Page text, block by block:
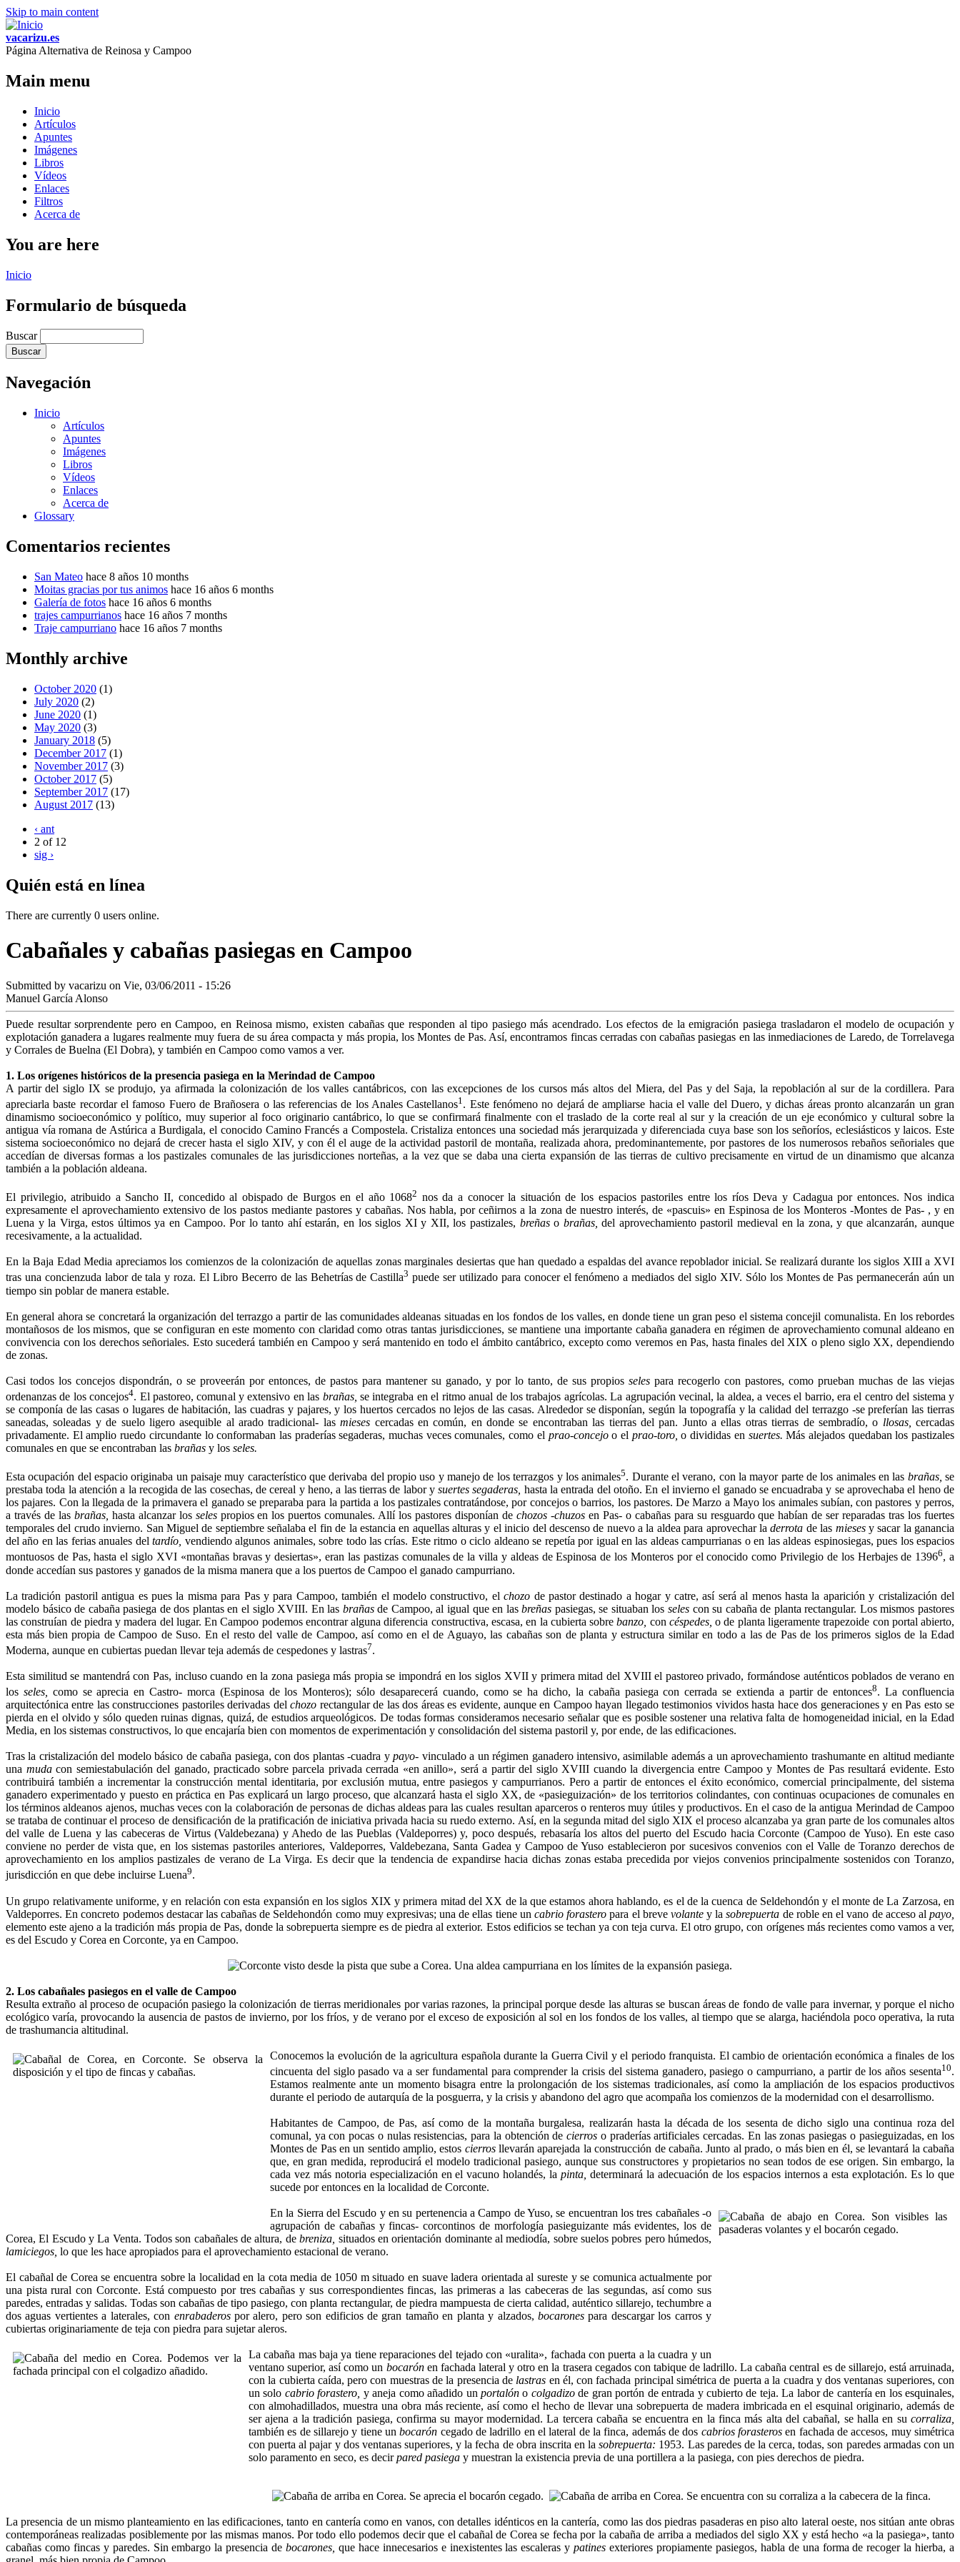
Skip to main content
vacarizu.es
Página Alternativa de Reinosa y Campoo
Main menu
Inicio
Artículos
Apuntes
Imágenes
Libros
Vídeos
Enlaces
Filtros
Acerca de
You are here
Inicio
Formulario de búsqueda
Buscar
Navegación
Inicio
Artículos
Apuntes
Imágenes
Libros
Vídeos
Enlaces
Acerca de
Glossary
Comentarios recientes
San Mateo hace 8 años 10 months
Moitas gracias por tus animos hace 16 años 6 months
Galería de fotos hace 16 años 6 months
trajes campurrianos hace 16 años 7 months
Traje campurriano hace 16 años 7 months
Monthly archive
October 2020 (1)
July 2020 (2)
June 2020 (1)
May 2020 (3)
January 2018 (5)
December 2017 (1)
November 2017 (3)
October 2017 (5)
September 2017 (17)
August 2017 (13)
‹ ant
2 of 12
sig ›
Quién está en línea
There are currently 0 users online.
Cabañales y cabañas pasiegas en Campoo
Submitted by vacarizu on Vie, 03/06/2011 - 15:26
Manuel García Alonso
Puede resultar sorprendente pero en Campoo, en Reinosa mismo, existen cabañas que res­ponden al tipo pasiego más acendrado. Los efectos de la emigración pasiega trasladaron el mo­delo de ocupación y
explotación ganadera a lu­gares realmente muy fuera de su área compacta y más propia, los Montes de Pas. Así, encontramos fincas cerradas con cabañas pasiegas en las inme­diaciones de Laredo, de Torrelavega
y Corrales de Buelna (El Dobra), y también en Campoo como va­mos a ver.
1. Los orígenes históricos de la presencia pasiega en la Merindad de Campoo
A partir del siglo IX se produjo, ya afirmada la colonización de los valles cantábricos, con las excepciones de los cursos más altos del Miera, del Pas y del Saja, la repoblación al sur de la cordillera. Para
apreciarla baste recordar el famoso Fuero de Brañosera o las referencias de los Anales Castella­nos1 . Este fenómeno no dejará de ampliarse hacia el valle del Duero, y dichas áreas pronto alcanza­rán un gran
dinamismo socioeconómico y político, muy superior al foco originario cantábrico, lo que se confirmará finalmente con el traslado de la cor­te real al sur y la creación de un eje económico y cultural sobre la
antigua vía romana de Astúrica a Burdigala, el conocido Camino Francés a Compostela. Cristaliza entonces una sociedad más jerar­quizada y diferenciada cuya base son los señoríos, eclesiásticos y laicos. Este
sistema socioeconómico no dejará de crecer hasta el siglo XIV, y con él el auge de la actividad pastoril de montaña, realizada ahora, predominantemente, por pastores de los nu­merosos rebaños señoriales que
accedían de diver­sas formas a los pastizales comunales de las jurisdicciones norteñas, a la vez que se daba una cierta expansión de las tierras de cultivo precisamente en virtud de un dinamismo que alcanza
también a la población aldeana.
El privilegio, atribuido a Sancho II, concedido al obispado de Burgos en el año 10682 nos da a conocer la situación de los espacios pastoriles entre los ríos Deva y Cadagua por entonces. Nos indica
expresamente el aprovechamiento extensivo de los pastos mediante pastores y cabañas. Nos habla, por ceñirnos a la zona de nuestro interés, de «pascuis» en Espinosa de los Monteros -Montes de Pas- , y en
Luena y la Virga, estos últimos ya en Campoo. Por lo tanto ahí estarán, en los siglos XI y XII, los pastizales, breñaso brañas, del aprovechamien­to pastoril medieval en la zona, y que alcanzarán, aunque
recesivamente, a la actualidad.
En la Baja Edad Media apreciamos los comien­zos de la colonización de aquellas zonas margina­les desiertas que han quedado a espaldas del avan­ce repoblador inicial. Se realizará durante los siglos XIII a XVI
tras una concienzuda labor de tala y roza. El Libro Becerro de las Behetrías de Casti­lla3 puede ser utilizado para conocer el fenómeno a mediados del siglo XIV. Sólo los Montes de Pas permanecerán aún un
tiempo sin poblar de manera estable.
En general ahora se concretará la organización del terrazgo a partir de las comunidades aldeanas situadas en los fondos de los valles, en donde tiene un gran peso el sistema concejil comunalista. En los rebordes
montañosos de los mismos, que se confi­guran en este momento con claridad como otras tantas jurisdicciones, se mantiene una importante cabaña ganadera en régimen de aprovechamiento comunal aldeano en
convivencia con los derechos señoriales. Esto sucederá también en Campoo y será mantenido en todo el ámbito cantábrico, ex­cepto como veremos en Pas, hasta finales del XIX o pleno siglo XX, dependiendo
de zonas.
Casi todos los concejos dispondrán, o se pro­veerán por entonces, de pastos para mantener su ganado, y por lo tanto, de sus propios seles para recogerlo con pastores, como prueban muchas de las viejas
ordenanzas de los concejos4. El pastoreo, comunal y extensivo en las brañas, se integraba en el ritmo anual de los trabajos agrícolas. La agru­pación vecinal, la aldea, a veces el barrio, era el centro del sistema y
se componía de las casas o lugares de habitación, las cuadras y pajares, y los huertos cercados no lejos de las casas. Alrededor se disponían, según la topografía y la calidad del terrazgo -se preferían las tierras
saneadas, soleadas y de suelo ligero asequible al arado tradicional- lasmieses cercadas en común, en donde se encontra­ban las tierras del pan. Junto a ellas otras tierras de sembradío, o llosas, cercadas
privadamente. El amplio ruedo circundante lo conformaban las pra­derías segaderas, muchas veces comunales, como el prao-concejoo el prao-toro, o divididas en suertes.Más alejados quedaban los pastizales
comunales en que se encontraban las brañas y los seles.
Esta ocupación del espacio originaba un paisaje muy característico que derivaba del propio uso y manejo de los terrazgos y los animales5. Durante el verano, con la mayor parte de los animales en las brañas, se
prestaba toda la atención a la recogida de las cosechas, de cereal y heno, a las tierras de labor ysuertes segaderas, hasta la entrada del otoño. En el invierno el ganado se encuadraba y se aprove­chaba el heno de
los pajares. Con la llegada de la primavera el ganado se preparaba para la partida a los pastizales contratándose, por concejos o barrios, los pastores. De Marzo a Mayo los animales subían, con pastores y perros,
a través de lasbrañas, hasta alcanzar losselespropios en los puertos comunales. Allí los pastores disponían de chozos -chuzosen Pas- o cabañas para su resguardo que habían de ser reparadas tras los fuertes
temporales del cru­do invierno. San Miguel de septiembre señalaba el fin de la estancia en aquellas alturas y el inicio del descenso de nuevo a la aldea para aprovechar laderrota de las miesesy sacar la ganancia
del año en las ferias anuales del tardío, vendiendo algunos animales, sobre todo las crías. Este ritmo o ciclo al­deano se repetía por igual en las aldeas campurrianas o en las aldeas espinosiegas, pues los espacios
montuosos de Pas, hasta el siglo XVI «montañas bravas y desiertas», eran las pastizas comunales de la villa y aldeas de Espinosa de los Monteros por el conocido como Privilegio de los Herbajes de 13966, a
donde accedían sus pastores y ganados de la mis­ma manera que a los puertos de Campoo el ganado campurriano.
La tradición pastoril antigua es pues la mis­ma para Pas y para Campoo, también el modelo constructivo, el chozo de pastor destinado a hogar y catre, así será al menos hasta la aparición y cris­talización del
modelo básico de cabaña pasiega de dos plantas en el siglo XVIII. En las brañasde Cam­poo, al igual que en lasbreñas pasiegas, se situaban los seles con su cabaña de planta rectangular. Los mismos pastores
las construían de piedra y madera del lugar. En Campoo podemos encontrar alguna diferencia constructiva, escasa, en la cubierta so­bre banzo, con céspedes, o de planta ligeramente trapezoide con portal abierto,
esta más bien propia de Campoo de Suso. En el resto del valle de Cam­poo, así como en el de Aguayo, las cabañas son de planta y estructura similar en todo a las de Pas de los primeros siglos de la Edad
Moderna, aunque en cubiertas puedan llevar teja además de cespedones y lastras7.
Esta similitud se mantendrá con Pas, incluso cuando en la zona pasiega más propia se impon­drá en los siglos XVII y primera mitad del XVIII el pastoreo privado, formándose auténticos poblados de verano en
los seles, como se aprecia en Castro- morca (Espinosa de los Monteros); sólo desapare­cerá cuando, como se ha dicho, la cabaña pasiega con cerrada se extienda a partir de entonces8. La confluencia
arquitectónica entre las construcciones pastoriles derivadas del chozo rectangular de las dos áreas es evidente, aunque en Campoo hayan llega­do testimonios vividos hasta hace dos generaciones y en Pas esto se
pierda en el olvido y sólo queden ruinas dignas, quizá, de estudios arqueológicos. De todas formas consideramos necesario señalar que es posible sostener una relativa falta de homogeneidad inicial, en la Edad
Media, en los sistemas construc­tivos, lo que encajaría bien con momentos de expe­rimentación y consolidación del sistema pastoril y, por ende, de las edificaciones.
Tras la cristalización del modelo básico de caba­ña pasiega, con dos plantas -cuadra ypayo- vin­culado a un régimen ganadero intensivo, asimila­ble además a un aprovechamiento trashumante en altitud mediante
una mudacon semiestabulación del ganado, practicado sobre parcela privada cerra­da «en anillo», será a partir del siglo XVIII cuando la divergencia entre Campoo y Montes de Pas re­sultará evidente. Esto
contribuirá también a incre­mentar la construcción mental identitaria, por ex­clusión mutua, entre pasiegos y campurrianos. Pero a partir de entonces el éxito económico, comercial principalmente, del sistema
ganadero experimenta­do y puesto en práctica en Pas explicará un largo proceso, que alcanzará hasta el siglo XX, de «pasieguización» de los territorios colindantes, con con­tinuas ocupaciones de comunales en
los términos aldeanos ajenos, muchas veces con la colaboración de personas de dichas aldeas para las cuales resul­tan aparceros o renteros muy útiles y productivos. En el caso de la antigua Merindad de Campoo
se trataba de continuar el proceso de densificación de la pratificación de iniciativa privada hacia su ruedo externo. Así, en la segunda mitad del siglo XIX el proceso alcanzaba ya gran parte de los comunales altos
del valle de Luena y las cabeceras de Virtus (Valdebezana) y Ahedo de las Pueblas (Valdeporres) y, poco después, rebasaría los altos del puerto del Escudo hacia Corconte (Campoo de Yuso). En este caso
conviene no perder de vista que, en los siste­mas pastoriles anteriores, Valdeporres, Valdebeza­na, Santa Gadea y Campoo de Yuso establecieron por sucesivos convenios con el Valle de Toranzo de­rechos de
aprovechamiento en los amplios pastiza­les de verano de La Virga. Es decir que la tendencia de expandirse hacia dichas zonas estaba precedida por viejos convenios principalmente sostenidos con Toranzo,
jurisdicción en que debe incluirse Luena9.
Un grupo relativamente uniforme, y en relación con esta expansión en los siglos XIX y primera mi­tad del XX de la que estamos ahora hablando, es el de la cuenca de Seldehondón y el monte de La Zar­zosa, en
Valdeporres. En concreto podemos destacar las cabañas de Seldehondón como muy expresivas; una de ellas tiene un cabrio forastero para el bre­vevolantey la sobrepuerta de roble en el vano de acceso al payo,
elemento este ajeno a la tradición más propia de Pas, donde la sobrepuerta siempre es de piedra al exterior. Estos edificios se techan ya con teja curva. El otro grupo, con orígenes más recientes como vamos a ver,
es del Escudo y Corea en Corconte, ya en Campoo.
2. Los cabañales pasiegos en el valle de Campoo
Resulta extraño al proceso de ocupación pasiego la colonización de tierras meridionales por va­rias razones, la principal porque desde las alturas se buscan áreas de fondo de valle para invernar, y porque el nicho
ecológico varía, provocando la ausencia de pastos de invierno, por los fríos, y de verano por el exceso de exposición al sol en los fondos de los valles, al tiempo que se alarga, ha­ciéndola poco operativa, la ruta
de trashumancia altitudinal.
Conocemos la evolución de la agricultura espa­ñola durante la Guerra Civil y el periodo franquis­ta. El cambio de orientación económica a finales de los
cincuenta del siglo pasado va a ser fundamen­tal para comprender la crisis del sistema ganadero, pasiego o campurriano, a partir de los años sesen­ta10.
Estamos realmente ante un momento bisagra entre la prolongación de los sistemas tradicionales, así como la ampliación de los espacios productivos
durante el periodo de autarquía de la posguerra, y la crisis y abandono del agro que acompaña los comienzos de la modernidad con el desarrollismo.
Habitantes de Campoo, de Pas, así como de la montaña burgalesa, realizarán hasta la década de los sesenta de dicho siglo una continua roza del
comunal, ya con pocas o nulas resistencias, para la obtención de cierros o praderías artificiales cer­cadas. En las zonas pasiegas o pasieguizadas, en los
Montes de Pas en un sentido amplio, estos cierrosllevarán aparejada la construcción de cabaña. Junto al prado, o más bien en él, se levantará la cabaña
que, en gran medida, reproducirá el mo­delo tradicional pasiego, aunque sus constructo­res y propietarios no sean todos de ese origen. Sin embargo, la
cada vez más notoria especialización en el vacuno holandés, la pinta, determinará la adecuación de los espacios internos a esta explota­ción. Es lo que
sucede por entonces en la localidad de Corconte.
En la Sierra del Escudo y en su pertenencia a Campo de Yuso, se encuentran los tres cabañales -o
agrupación de cabañas y fincas- corcontinos de morfología pasieguizante más evidentes, los de
Corea, El Escudo y La Venta. Todos son cabañales de altura, debreniza, situados en orientación do­minante al mediodía, sobre suelos pobres pero hú­medos,
lamiciegos, lo que les hace apropiados para el aprovechamiento estacional de verano.
El cabañal de Corea se encuentra sobre la lo­calidad en la cota media de 1050 m situado en suave ladera orientada al sureste y se comunica actualmente por
una pista rural con Corconte. Está compuesto por tres cabañas y sus correspon­dientes fincas, las primeras a las cabeceras de las segundas, así como sus
paredes, entradas y sali­das. Todas son cabañas de tipo pasiego, con planta rectangular, de piedra mampuesta de cierta ca­lidad, auténtico sillarejo, techumbre a
dos aguas vertientes a laterales, con enrabaderospor ale­ro, pero son edificios de gran tamaño en planta y alzados, bocaronespara descargar los carros y
cubiertas originariamente de teja con piedra para sujetar aleros.
La cabaña mas baja ya tiene reparaciones del tejado con «uralita», fachada con puerta a la cua­dra y un
ventano superior, así como un bocarón en fachada lateral y otro en la trasera cegados con tabique de ladrillo. La cabaña central es de sillare­jo, está arruinada,
con la cubierta caída, pero con muestras de la presencia delastras en él, con facha­da principal simétrica de puerta a la cuadra y dos ventanas superiores, con
un solo cabrio forastero, y aneja como añadido un portalón o colgadizode gran portón de entrada y cubierto de teja. La labor de cantería en los esquinales,
con almohadillados, muestra una obra más reciente, así como el hecho de llevar una sobrepuerta de madera imbricada en el esquinal originario, además de
ser ajena a la tradición pasiega, confirma su mayor modernidad. La tercera cabaña se encuentra en la finca más alta del cabañal, se halla en su corraliza,
también es de sillarejo y tiene un bocarón cegado de ladrillo en el lateral de la finca, además de dos cabrios forasterosen fachada de accesos, muy simétrica
con puerta al pajar y dos ventanas superiores, y la fecha de obra inscrita en la sobrepuerta: 1953. Las paredes de la cerca, todas, son paredes armadas con un
solo paramento en seco, es decirpared pasiega y muestran la existencia previa de una portillera a la pasiega, con pies derechos de piedra.
La presencia de un mismo planteamiento en las edificaciones, tanto en cantería como en vanos, con detalles idénticos en la cantería, como las dos piedras pasaderas en piso alto lateral oeste, nos sitúan ante obras
contemporáneas realizadas posi­blemente por las mismas manos. Por todo ello po­demos decir que el cabañal de Corea se fecha por la cabaña de arriba a mediados del siglo XX y está hecho «a la pasiega», tanto
cabañas como fincas y paredes. Sin embargo la presencia de bocarones, que hace innecesarios e inexistentes las escaleras y patines exteriores propiamente pasiegos, habla de una forma de recoger la hierba, a